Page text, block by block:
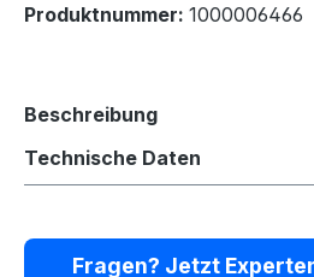
Produktnummer: 1000006466
Beschreibung
Technische Daten
Fragen? Jetzt